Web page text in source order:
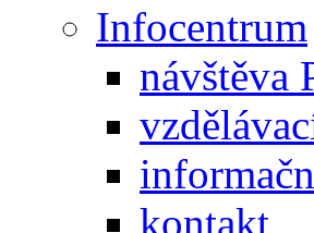
Infocentrum
návštěva
kontakt